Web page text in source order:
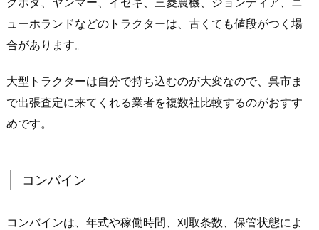
ューホランドなどのトラクターは、古くても値段がつく場
合があります。
大型トラクターは自分で持ち込むのが大変なので、呉市ま
で出張査定に来てくれる業者を複数社比較するのがおすす
めです。
コンバイン
コンバインは、年式や稼働時間、刈取条数、保管状態によ